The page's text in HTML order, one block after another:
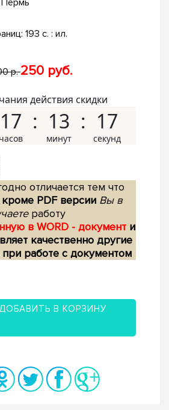
Пермь
193 с. : ил.
р.250 руб.
действия скидки
17 13 16
отличается тем что
кроме PDF версии Вы в
работу
в WORD - документ и
качественно другие
работе с документом
В КОРЗИНУ